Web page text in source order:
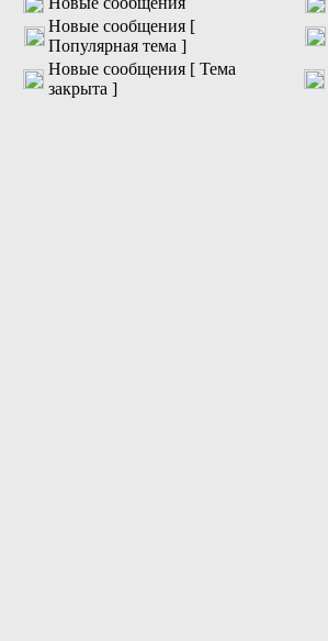
Новые сообщения [
Популярная тема ]
Новые сообщения [ Тема
закрыта ]